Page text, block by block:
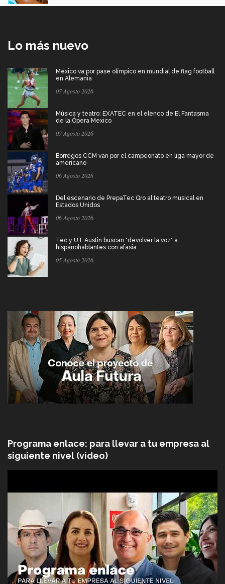
Lo más nuevo
México va por pase olímpico en mundial de flag football
en Alemania
07 Agosto 2026
Música y teatro: EXATEC en el elenco de El Fantasma
de la Ópera Mexico
07 Agosto 2026
Borregos CCM van por el campeonato en liga mayor de
americano
06 Agosto 2026
Del escenario de PrepaTec Qro al teatro musical en
Estados Unidos
06 Agosto 2026
Tec y UT Austin buscan "devolver la voz" a
hispanohablantes con afasia
05 Agosto 2026
Programa enlace: para llevar a tu empresa al
siguiente nivel (video)